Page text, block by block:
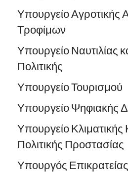
Υπουργείο Αγροτικής
Τροφίμων
Υπουργείο Ναυτιλίας
Πολιτικής
Υπουργείο Τουρισμού
Υπουργείο Ψηφιακής
Υπουργείο Κλιματικής
Πολιτικής Προστασίας
Υπουργός Επικρατείας